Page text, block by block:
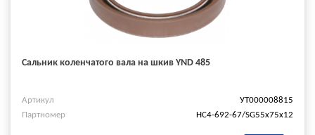
Сальник коленчатого вала на шкив YND 485
Артикул
УТ000008815
Партномер
HC4-692-67/SG55x75x12